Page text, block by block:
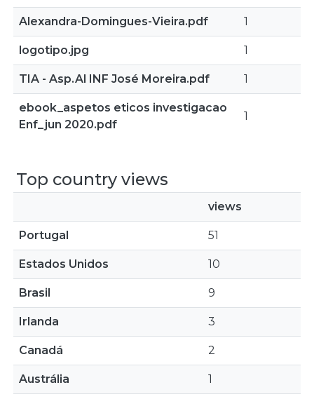
Alexandra-Domingues-Vieira.pdf 1
logotipo.jpg 1
TIA - Asp.Al INF José Moreira.pdf 1
ebook_aspetos eticos investigacao
Enf_jun 2020.pdf
1
Top country views
views
Portugal 51
Estados Unidos 10
Brasil 9
Irlanda 3
Canadá 2
Austrália 1